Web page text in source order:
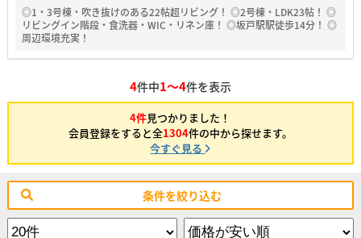
◎1・3号棟・吹き抜けのある22帖超リビング！ ◎2号棟・LDK23帖！ ◎
リビングイン階段・食洗器・WIC・リネン庫！ ◎坂戸駅駅徒歩14分！ ◎
周辺環境充実！
4件中1～4件を表示
4件見つかりました！
会員登録をすると全1304件の中から探せます。
今すぐ見る
条件を絞り込む